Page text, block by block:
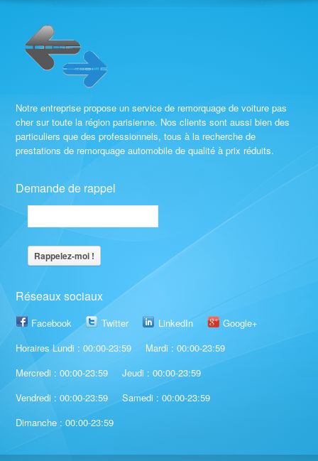
Notre entreprise propose un service de remorquage de voiture pas
cher sur toute la région parisienne. Nos clients sont aussi bien des
particuliers que des professionnels, tous à la recherche de
prestations de remorquage automobile de qualité à prix réduits.
Demande de rappel
Réseaux sociaux
Facebook Twitter LinkedIn
Google+
Horaires Lundi : 00:00-23:59
Mardi : 00:00-23:59
Mercredi : 00:00-23:59
Jeudi : 00:00-23:59
Vendredi : 00:00-23:59
Samedi : 00:00-23:59
Dimanche : 00:00-23:59